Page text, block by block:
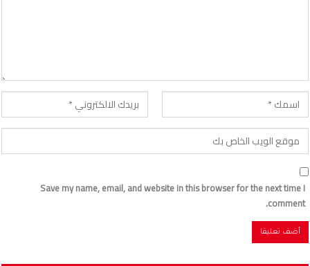
Save my name, email, and website in this browser for the next time I
comment.